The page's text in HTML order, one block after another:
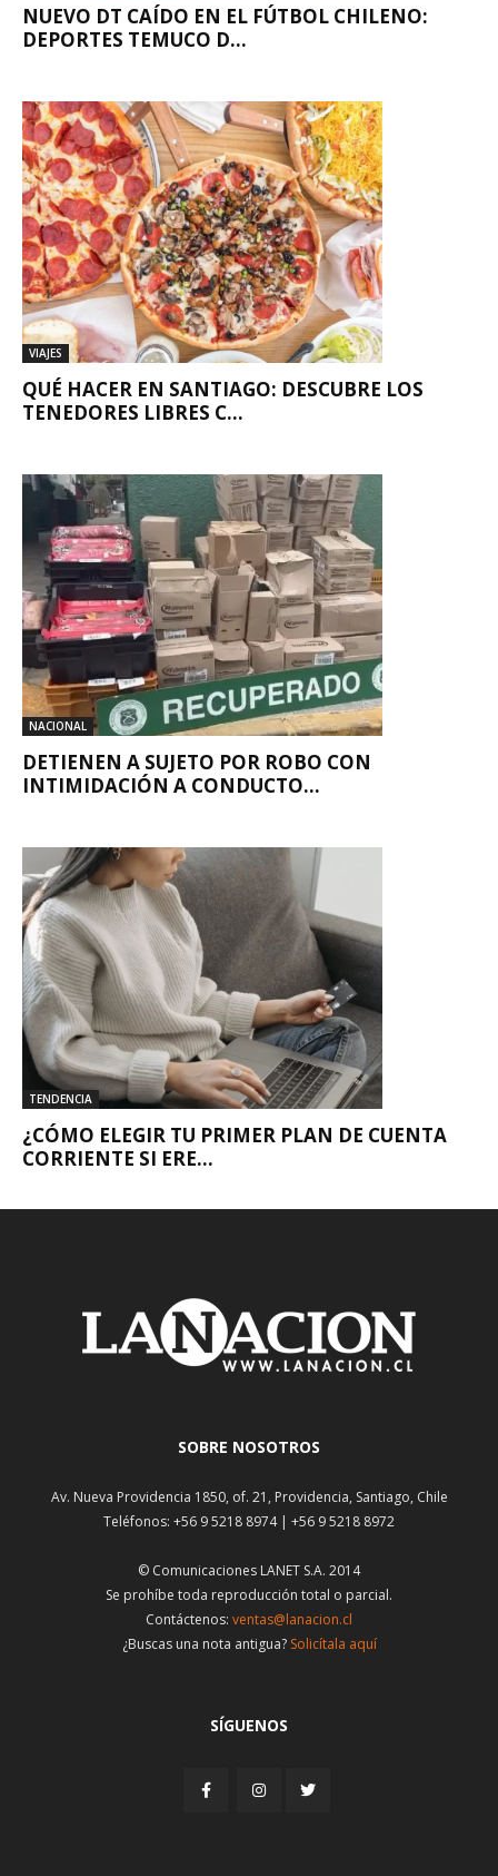
NUEVO DT CAÍDO EN EL FÚTBOL CHILENO:
DEPORTES TEMUCO D...
VIAJES
QUÉ HACER EN SANTIAGO: DESCUBRE LOS
TENEDORES LIBRES C...
NACIONAL
DETIENEN A SUJETO POR ROBO CON
INTIMIDACIÓN A CONDUCTO...
TENDENCIA
¿CÓMO ELEGIR TU PRIMER PLAN DE CUENTA
CORRIENTE SI ERE...
SOBRE NOSOTROS
Av. Nueva Providencia 1850, of. 21, Providencia, Santiago, Chile
Teléfonos: +56 9 5218 8974 | +56 9 5218 8972
© Comunicaciones LANET S.A. 2014
Se prohíbe toda reproducción total o parcial.
Contáctenos: ventas@lanacion.cl
¿Buscas una nota antigua? Solicítala aquí
SÍGUENOS